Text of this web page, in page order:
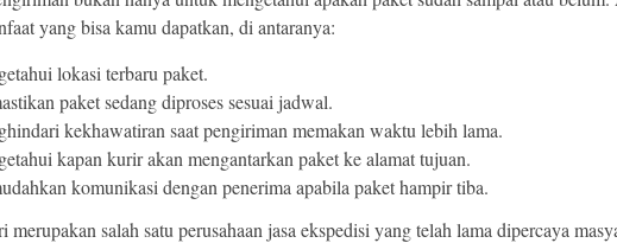
yang bisa kamu dapatkan, di antaranya:
lokasi terbaru paket.
paket sedang diproses sesuai jadwal.
kekhawatiran saat pengiriman memakan waktu lebih lama.
kapan kurir akan mengantarkan paket ke alamat tujuan.
komunikasi dengan penerima apabila paket hampir tiba.
salah satu perusahaan jasa ekspedisi yang telah lama dipercaya